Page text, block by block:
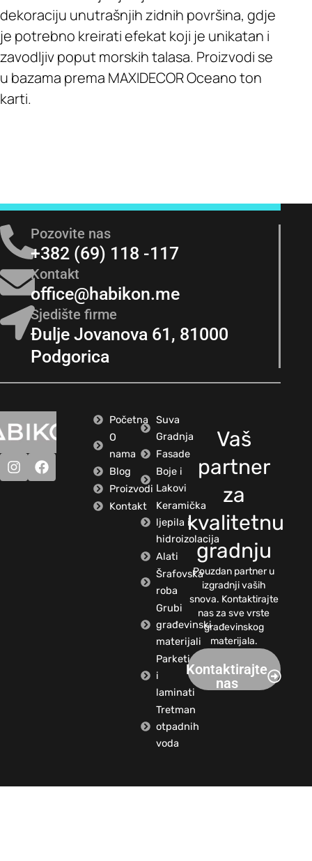
dekoraciju unutrašnjih zidnih površina, gdje
je potrebno kreirati efekat koji je unikatan i
zavodljiv poput morskih talasa. Proizvodi se
u bazama prema MAXIDECOR Oceano ton
karti.
Pozovite nas
+382 (69) 118 -117
Kontakt
office@habikon.me
Sjedište firme
Đulje Jovanova 61, 81000
Podgorica
Početna
O
nama
Blog
Proizvodi
Kontakt
Suva
Gradnja
Fasade
Boje i
Lakovi
Keramička
ljepila i
hidroizolacija
Alati
Šrafovska
roba
Grubi
građevinski
materijali
Parketi
i
laminati
Tretman
otpadnih
voda
Vaš
partner
za
kvalitetnu
gradnju
Pouzdan partner u
izgradnji vaših
snova. Kontaktirajte
nas za sve vrste
građevinskog
materijala.
Kontaktirajte
nas